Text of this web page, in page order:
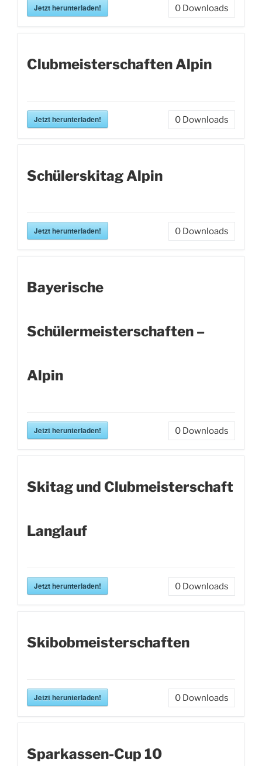
Jetzt herunterladen! 0 Downloads
Clubmeisterschaften Alpin
Jetzt herunterladen! 0 Downloads
Schülerskitag Alpin
Jetzt herunterladen! 0 Downloads
Bayerische
Schülermeisterschaften –
Alpin
Jetzt herunterladen! 0 Downloads
Skitag und Clubmeisterschaft
Langlauf
Jetzt herunterladen! 0 Downloads
Skibobmeisterschaften
Jetzt herunterladen! 0 Downloads
Sparkassen-Cup 10